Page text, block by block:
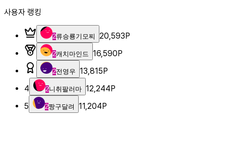
사용자 랭킹
2류승룡기모찌 20,593P
2캐치마인드 16,590P
2전영우 13,815P
4
2니취팔러마 12,244P
5
2짱구달려 11,204P